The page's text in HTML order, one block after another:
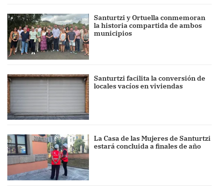
Santurtzi y Ortuella conmemoran
la historia compartida de ambos
municipios
Santurtzi facilita la conversión de
locales vacíos en viviendas
La Casa de las Mujeres de Santurtzi
estará concluida a finales de año